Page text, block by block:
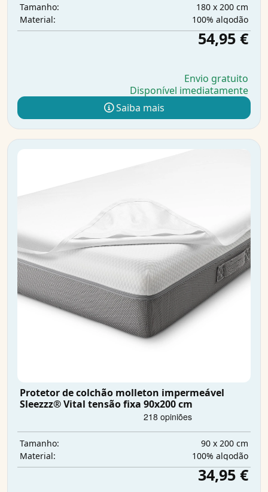
Tamanho:
180 x 200 cm
Material:
100% algodão
54,95 €
Envio gratuito
Disponível imediatamente
Saiba mais
Protetor de colchão molleton impermeável
Sleezzz® Vital tensão fixa 90x200 cm
Tamanho:
90 x 200 cm
Material:
100% algodão
34,95 €